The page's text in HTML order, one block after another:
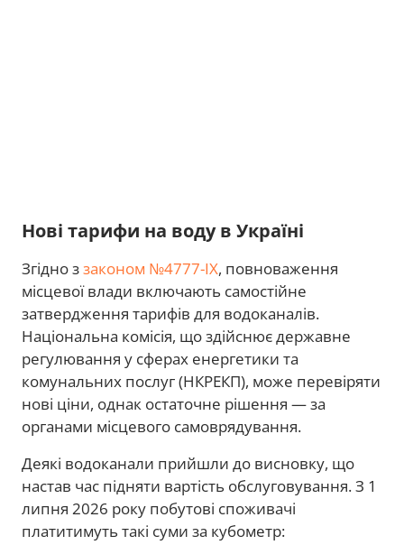
Нові тарифи на воду в Україні
Згідно ззаконом №4777-ІХ, повноваження
місцевої влади включають самостійне
затвердження тарифів для водоканалів.
Національна комісія, що здійснює державне
регулювання у сферах енергетики та
комунальних послуг (НКРЕКП), може перевіряти
нові ціни, однак остаточне рішення — за
органами місцевого самоврядування.
Деякі водоканали прийшли до висновку, що
настав час підняти вартість обслуговування. З 1
липня 2026 року побутові споживачі
платитимуть такі суми за кубометр: